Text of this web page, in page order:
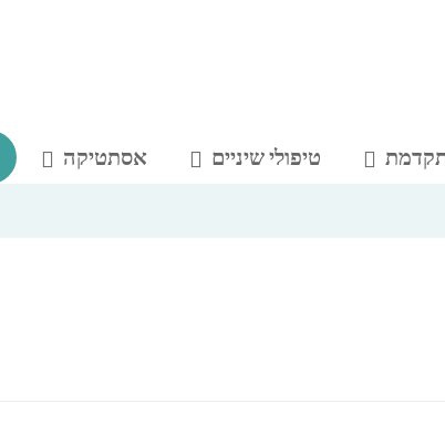
טיפולי שיניים אסתטיקה